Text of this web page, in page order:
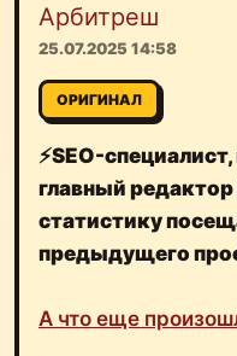
Арбитреш
25.07.2025 14:58
ОРИГИНАЛ
⚡️SEO-
главный
статистику
предыдущего
А что еще